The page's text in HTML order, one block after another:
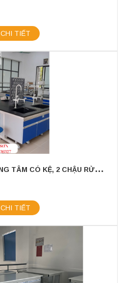
CHI TIẾT
B
ÀN THÍ NGHIỆM TRUNG TÂM CÓ KỆ, 2 CHẬU RỬA-GIÁ TỐT NHẤT 2024
CHI TIẾT